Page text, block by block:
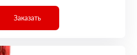
Заказать